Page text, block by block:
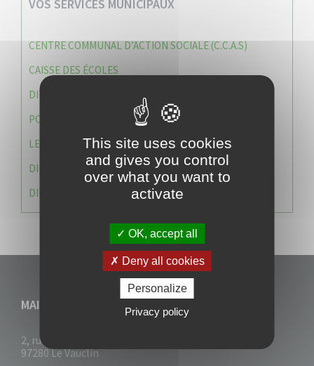
VOS SERVICES MUNICIPAUX
CENTRE COMMUNAL D’ACTION SOCIALE (C.C.A.S)
CAISSE DES ÉCOLES
DIRECTION DES SERVICES TECHNIQUES
POLICE MUNICIPALE
LE CABINET DU MAIRE
DIRECTION DES RESSOURCES ET MOYENS
DIRECTION DU DEVELLOPPEMENT URBAIN DURABL
MAIRIE DU VAUCLIN
2, rue Collignon
97280 Le Vauclin
This site uses cookies
and gives you control
over what you want to
activate
OK, accept all
Deny all cookies
Personalize
Privacy policy